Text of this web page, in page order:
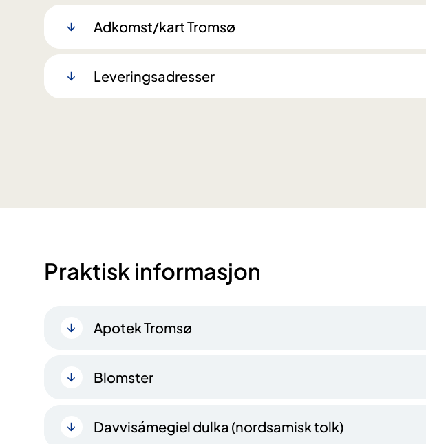
Adkomst/kart Tromsø
Leveringsadresser
Praktisk informasjon
Apotek Tromsø
Blomster
Davvisámegiel dulka (nordsamisk tolk)